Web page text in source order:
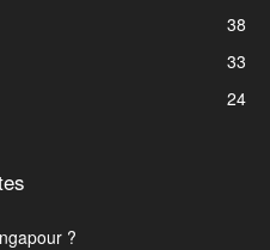
38
33
24
?